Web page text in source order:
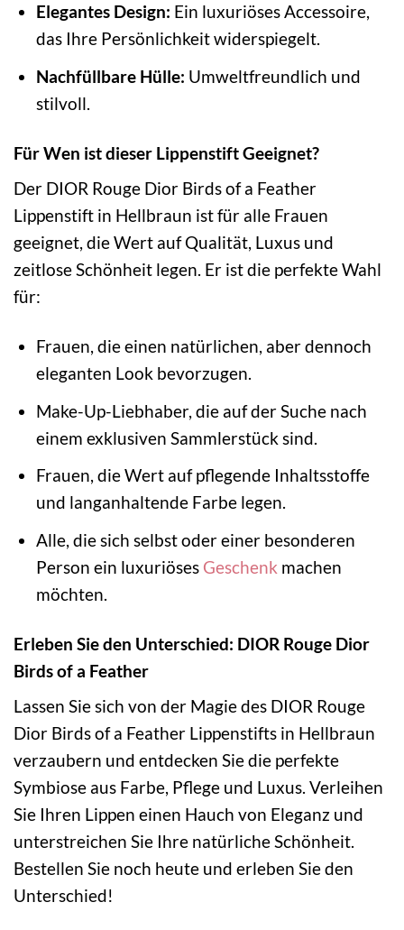
Elegantes Design: Ein luxuriöses Accessoire,
das Ihre Persönlichkeit widerspiegelt.
Nachfüllbare Hülle: Umweltfreundlich und
stilvoll.
Für Wen ist dieser Lippenstift Geeignet?
Der DIOR Rouge Dior Birds of a Feather
Lippenstift in Hellbraun ist für alle Frauen
geeignet, die Wert auf Qualität, Luxus und
zeitlose Schönheit legen. Er ist die perfekte Wahl
für:
Frauen, die einen natürlichen, aber dennoch
eleganten Look bevorzugen.
Make-Up-Liebhaber, die auf der Suche nach
einem exklusiven Sammlerstück sind.
Frauen, die Wert auf pflegende Inhaltsstoffe
und langanhaltende Farbe legen.
Alle, die sich selbst oder einer besonderen
Person ein luxuriöses Geschenk machen
möchten.
Erleben Sie den Unterschied: DIOR Rouge Dior
Birds of a Feather
Lassen Sie sich von der Magie des DIOR Rouge
Dior Birds of a Feather Lippenstifts in Hellbraun
verzaubern und entdecken Sie die perfekte
Symbiose aus Farbe, Pflege und Luxus. Verleihen
Sie Ihren Lippen einen Hauch von Eleganz und
unterstreichen Sie Ihre natürliche Schönheit.
Bestellen Sie noch heute und erleben Sie den
Unterschied!